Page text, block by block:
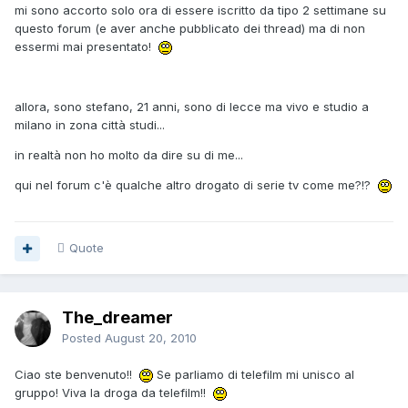
mi sono accorto solo ora di essere iscritto da tipo 2 settimane su
questo forum (e aver anche pubblicato dei thread) ma di non
essermi mai presentato!
allora, sono stefano, 21 anni, sono di lecce ma vivo e studio a
milano in zona città studi...
in realtà non ho molto da dire su di me...
qui nel forum c'è qualche altro drogato di serie tv come me?!?
Quote
The_dreamer
Posted August 20, 2010
Ciao ste benvenuto!!
Se parliamo di telefilm mi unisco al
gruppo! Viva la droga da telefilm!!